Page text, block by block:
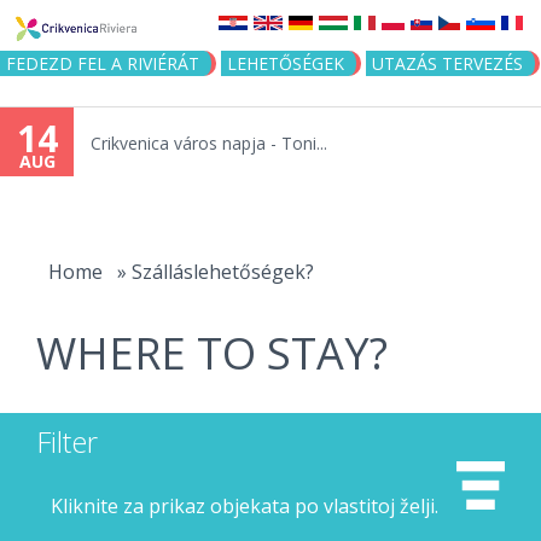
Jump to navigation
FEDEZD FEL A RIVIÉRÁT LEHETŐSÉGEK UTAZÁS TERVEZÉS
14
AUG
Crikvenica város napja - Toni...
Home » Szálláslehetőségek?
WHERE TO STAY?
Filter
Kliknite za prikaz objekata po vlastitoj želji.